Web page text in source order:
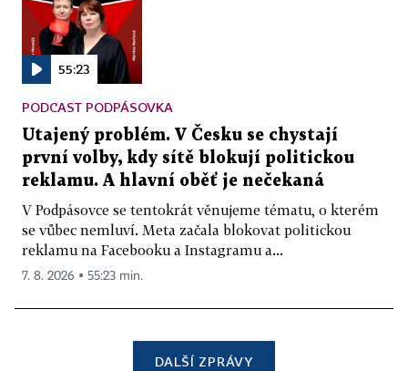
55:23
PODCAST PODPÁSOVKA
Utajený problém. V Česku se chystají
první volby, kdy sítě blokují politickou
reklamu. A hlavní oběť je nečekaná
V Podpásovce se tentokrát věnujeme tématu, o kterém
se vůbec nemluví. Meta začala blokovat politickou
reklamu na Facebooku a Instagramu a...
7. 8. 2026 ▪ 55:23 min.
DALŠÍ ZPRÁVY